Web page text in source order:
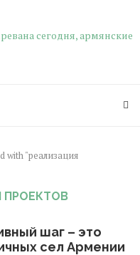
with "реализация
ПРОЕКТОВ
шаг – это
сел Армении